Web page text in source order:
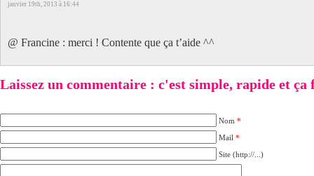
janvier 19th, 2013 à 16:44
@ Francine : merci ! Contente que ça t’aide ^^
Laissez un commentaire : c'est simple, rapide et
Nom *
Mail *
Site (http://...)